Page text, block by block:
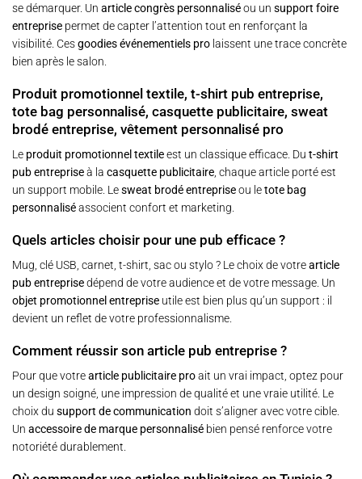
se démarquer. Un article congrès personnaliséou un support foire
entreprise permet de capter l’attention tout en renforçant la
visibilité. Cesgoodies événementiels pro laissent une trace concrète
bien après le salon.
Produit promotionnel textile, t-shirt pub entreprise,
tote bag personnalisé, casquette publicitaire, sweat
brodé entreprise, vêtement personnalisé pro
Le produit promotionnel textileest un classique efficace. Du t-shirt
pub entrepriseà la casquette publicitaire , chaque article porté est
un support mobile. Lesweat brodé entrepriseou letote bag
personnaliséassocient confort et marketing.
Quels articles choisir pour une pub efficace ?
Mug, clé USB, carnet, t-shirt, sac ou stylo ? Le choix de votrearticle
pub entreprisedépend de votre audience et de votre message. Un
objet promotionnel entreprise utile est bien plus qu’un support : il
devient un reflet de votre professionnalisme.
Comment réussir son article pub entreprise ?
Pour que votrearticle publicitaire proait un vrai impact, optez pour
un design soigné, une impression de qualité et une vraie utilité. Le
choix du support de communication doit s’aligner avec votre cible.
Un accessoire de marque personnalisé bien pensé renforce votre
notoriété durablement.